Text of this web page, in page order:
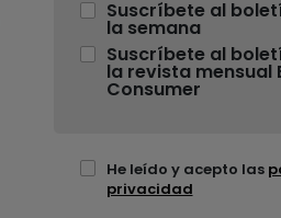
Suscríbete al
la semana
Suscríbete al
la revista mensual
Consumer
He leído y acepto las
privacidad